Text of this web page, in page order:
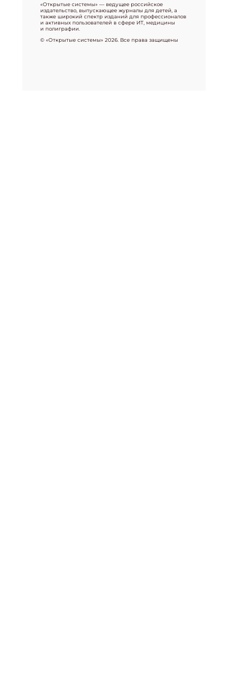
«Открытые системы» — ведущее российское
издательство, выпускающее журналы для детей, а
также широкий спектр изданий для профессионалов
и активных пользователей в сфере ИТ, медицины
и полиграфии.
© «Открытые системы» 2026. Все права защищены